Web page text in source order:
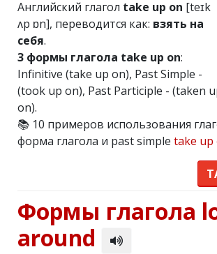
Английский глагол take up on [teɪk
ʌp ɒn], переводится как: взять на
себя.
3 формы глагола take up on:
Infinitive (take up on), Past Simple -
(took up on), Past Participle - (taken
on).
📚 10 примеров использования
форма глагола и past simple take up
Формы глагола
around